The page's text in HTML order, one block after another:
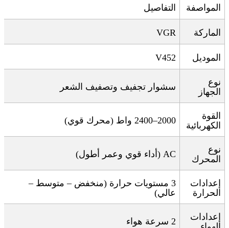
المواصفة التفاصيل
الماركة VGR
الموديل V452
نوع
الجهاز
سشوار تجفيف وتصفيف الشعر
القوة
الكهربائية
2000–2400 واط (محرك قوي)
نوع
المحرك
AC ( أداء قوي وعمر أطول)
إعدادات
الحرارة
3 مستويات حرارة (منخفض – متوسط –
عالي)
إعدادات
2 سرعة هواء